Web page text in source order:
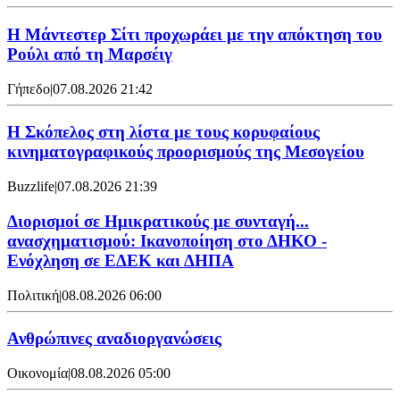
Η Μάντεστερ Σίτι προχωράει με την απόκτηση του
Ρούλι από τη Μαρσέιγ
Γήπεδο|07.08.2026 21:42
Η Σκόπελος στη λίστα με τους κορυφαίους
κινηματογραφικούς προορισμούς της Μεσογείου
Buzzlife|07.08.2026 21:39
Διορισμοί σε Ημικρατικούς με συνταγή...
ανασχηματισμού: Ικανοποίηση στο ΔΗΚΟ -
Ενόχληση σε ΕΔΕΚ και ΔΗΠΑ
Πολιτική|08.08.2026 06:00
Ανθρώπινες αναδιοργανώσεις
Οικονομία|08.08.2026 05:00